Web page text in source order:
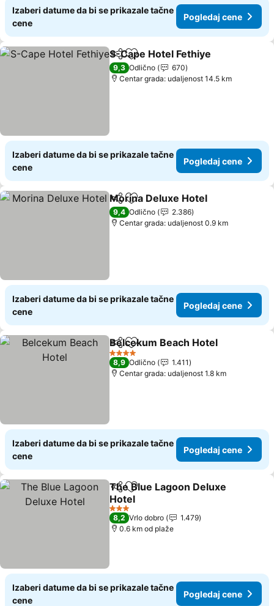
Izaberi datume da bi se prikazale tačne
cene
Pogledaj cene
Deli Dodati u favorite
S-Cape Hotel Fethiye
9,3 Odlično
670
Centar grada: udaljenost 14.5 km
Izaberi datume da bi se prikazale tačne
cene
Pogledaj cene
Deli Dodati u favorite
Morina Deluxe Hotel
9,4 Odlično
2.386
Centar grada: udaljenost 0.9 km
Izaberi datume da bi se prikazale tačne
cene
Pogledaj cene
Deli Dodati u favorite
Belcekum Beach Hotel
4 Zvezdice
8,9 Odlično
1.411
Centar grada: udaljenost 1.8 km
Izaberi datume da bi se prikazale tačne
cene
Pogledaj cene
Deli Dodati u favorite
The Blue Lagoon Deluxe
Hotel
Pogledaj cene
3 Zvezdice
8,2 Vrlo dobro
1.479
0.6 km od plaže
Izaberi datume da bi se prikazale tačne
cene
Pogledaj cene